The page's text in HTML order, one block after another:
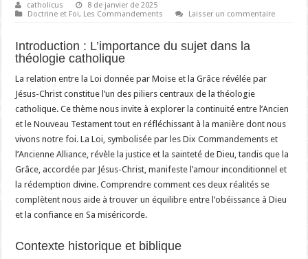
catholicus
8 de janvier de 2025
Doctrine et Foi, Les Commandements Laisser un commentaire
Introduction : L’importance du sujet dans la
théologie catholique
La relation entre la Loi donnée par Moïse et la Grâce révélée par
Jésus-Christ constitue l’un des piliers centraux de la théologie
catholique. Ce thème nous invite à explorer la continuité entre l’Ancien
et le Nouveau Testament tout en réfléchissant à la manière dont nous
vivons notre foi. La Loi, symbolisée par les Dix Commandements et
l’Ancienne Alliance, révèle la justice et la sainteté de Dieu, tandis que la
Grâce, accordée par Jésus-Christ, manifeste l’amour inconditionnel et
la rédemption divine. Comprendre comment ces deux réalités se
complètent nous aide à trouver un équilibre entre l’obéissance à Dieu
et la confiance en Sa miséricorde.
Contexte historique et biblique